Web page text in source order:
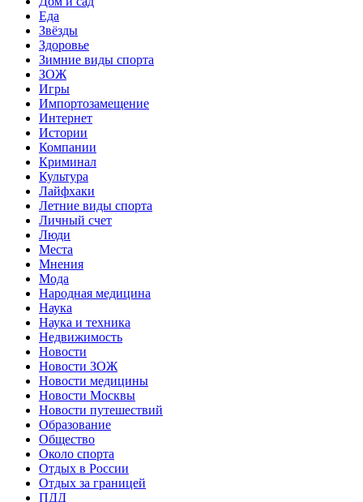
Еда
Звёзды
Здоровье
Зимние виды спорта
ЗОЖ
Игры
Импортозамещение
Интернет
Истории
Компании
Криминал
Культура
Лайфхаки
Летние виды спорта
Личный счет
Люди
Места
Мнения
Мода
Народная медицина
Наука
Наука и техника
Недвижимость
Новости
Новости ЗОЖ
Новости медицины
Новости Москвы
Новости путешествий
Образование
Общество
Около спорта
Отдых в России
Отдых за границей
ПДД